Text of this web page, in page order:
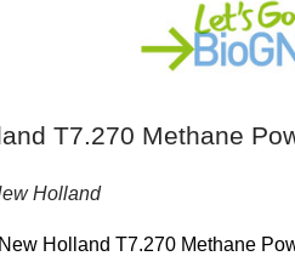
T7.270 Methane
Holland
Holland T7.270 Methane